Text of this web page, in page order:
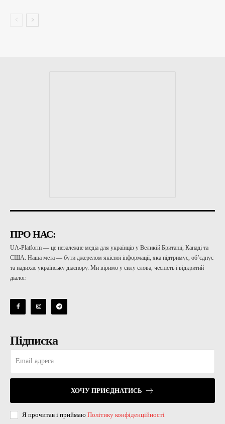
ПРО НАС:
UA-Platform — це незалежне медіа для українців у Великій Британії, Канаді та
США. Наша мета — бути джерелом якісної інформації, яка підтримує, об’єднує
та надихає українську діаспору. Ми віримо у силу слова, чесність і відкритий
діалог.
Підписка
ХОЧУ ПРИЄДНАТИСЬ
Я прочитав і приймаю Політику конфіденційності